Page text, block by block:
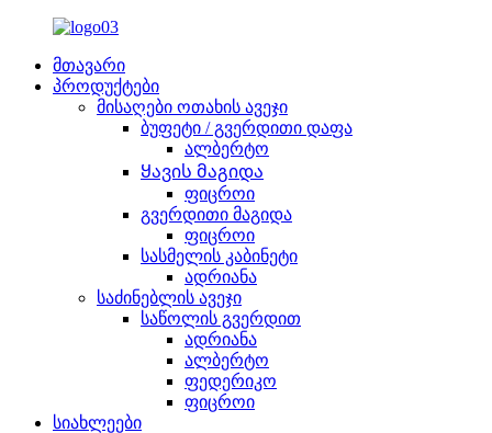
მთავარი
პროდუქტები
მისაღები ოთახის ავეჯი
ბუფეტი / გვერდითი დაფა
ალბერტო
Ყავის მაგიდა
ფიცროი
გვერდითი მაგიდა
ფიცროი
სასმელის კაბინეტი
ადრიანა
საძინებლის ავეჯი
საწოლის გვერდით
ადრიანა
ალბერტო
ფედერიკო
ფიცროი
სიახლეები